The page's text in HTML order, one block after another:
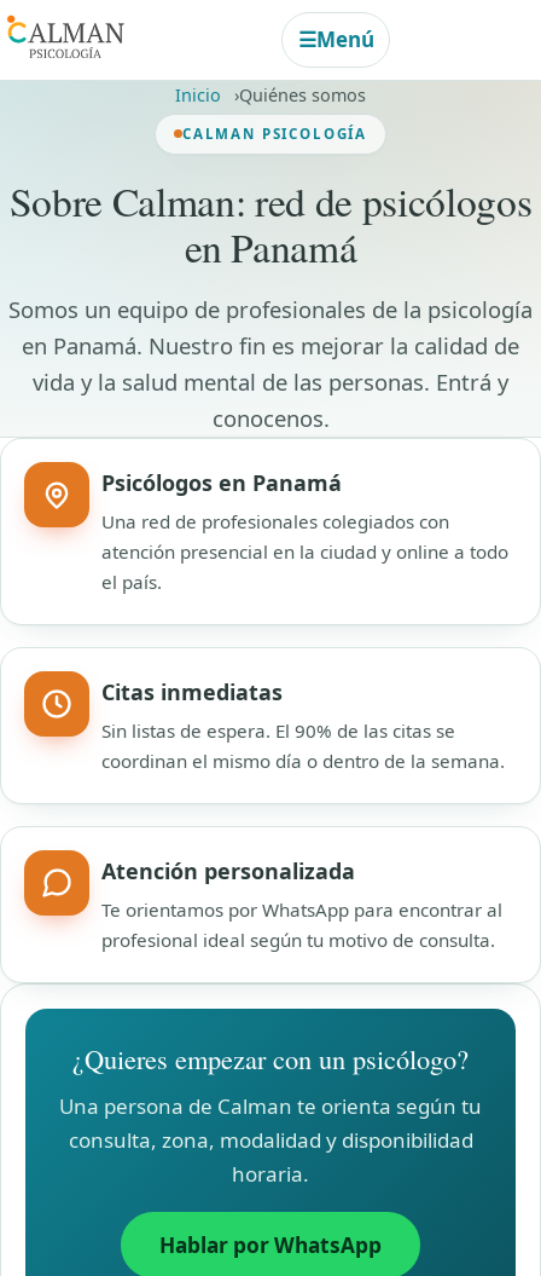
☰Menú
Inicio Quiénes somos
CALMAN PSICOLOGÍA
Sobre Calman: red de psicólogos
en Panamá
Somos un equipo de profesionales de la psicología
en Panamá. Nuestro fin es mejorar la calidad de
vida y la salud mental de las personas. Entrá y
conocenos.
Psicólogos en Panamá
Una red de profesionales colegiados con
atención presencial en la ciudad y online a todo
el país.
Citas inmediatas
Sin listas de espera. El 90% de las citas se
coordinan el mismo día o dentro de la semana.
Atención personalizada
Te orientamos por WhatsApp para encontrar al
profesional ideal según tu motivo de consulta.
¿Quieres empezar con un psicólogo?
Una persona de Calman te orienta según tu
consulta, zona, modalidad y disponibilidad
horaria.
Hablar por WhatsApp